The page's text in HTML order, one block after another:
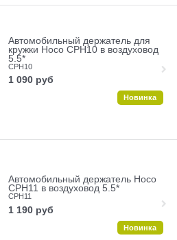
Автомобильный держатель для
кружки Hoco CPH10 в воздуховод
5.5*
CPH10
1 090 руб
Новинка
Автомобильный держатель Hoco
CPH11 в воздуховод 5.5*
CPH11
1 190 руб
Новинка